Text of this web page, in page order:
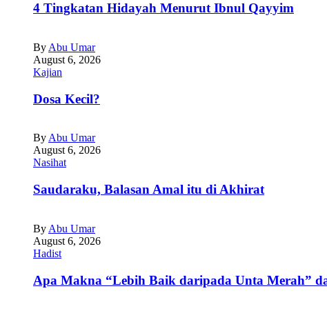
4 Tingkatan Hidayah Menurut Ibnul Qayyim
By Abu Umar
August 6, 2026
Kajian
Dosa Kecil?
ByAbu Umar
August 6, 2026
Nasihat
Saudaraku, Balasan Amal itu di Akhirat
By Abu Umar
August 6, 2026
Hadist
Apa Makna “Lebih Baik daripada Unta Merah”